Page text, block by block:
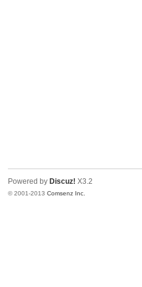
Powered by Discuz! X3.2
© 2001-2013Comsenz Inc.